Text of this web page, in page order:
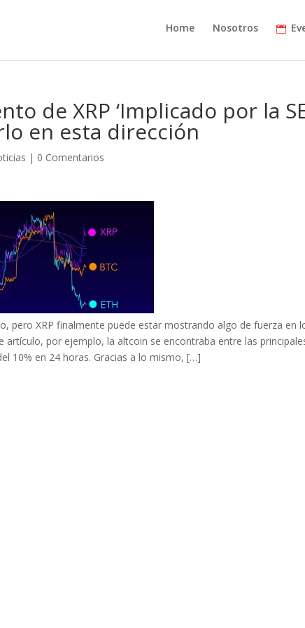
Home Nosotros
de XRP ‘Implicado por la
en esta dirección
| 0 Comentarios
pero XRP finalmente puede estar mostrando algo de fuerza en
artículo, por ejemplo, la altcoin se encontraba entre las
10% en 24 horas. Gracias a lo mismo, […]